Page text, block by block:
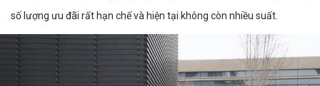
số lượng ưu đãi rất hạn chế và hiện tại không còn nhiều suất.